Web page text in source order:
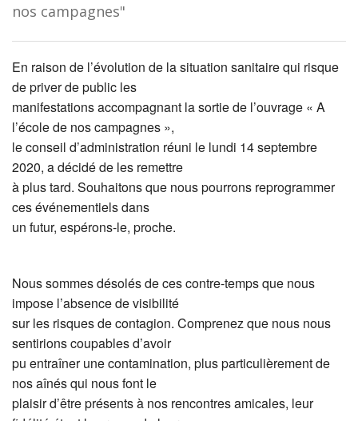
nos campagnes"
En raison de l’évolution de la situation sanitaire qui risque
de priver de public les
manifestations accompagnant la sortie de l’ouvrage « A
l’école de nos campagnes »,
le conseil d’administration réuni le lundi 14 septembre
2020, a décidé de les remettre
à plus tard. Souhaitons que nous pourrons reprogrammer
ces événementiels dans
un futur, espérons-le, proche.
Nous sommes désolés de ces contre-temps que nous
impose l’absence de visibilité
sur les risques de contagion. Comprenez que nous nous
sentirions coupables d’avoir
pu entraîner une contamination, plus particulièrement de
nos aînés qui nous font le
plaisir d’être présents à nos rencontres amicales, leur